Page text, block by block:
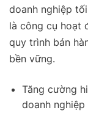
doanh nghiệp
là công cụ hoạt
quy trình bán
bền vững.
Tăng cường
doanh